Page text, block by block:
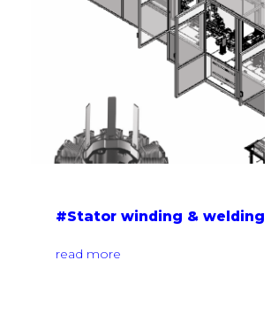
#Stator winding & welding
read more